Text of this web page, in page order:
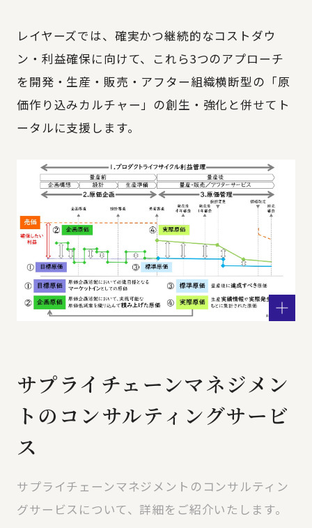
レイヤーズでは、確実かつ継続的なコストダウ
ン・利益確保に向けて、これら3つのアプローチ
を開発・生産・販売・アフター組織横断型の「原
価作り込みカルチャー」の創生・強化と併せてト
ータルに支援します。
サプライチェーンマネジメン
トのコンサルティングサービ
ス
サプライチェーンマネジメントのコンサルティン
グサービスについて、詳細をご紹介いたします。